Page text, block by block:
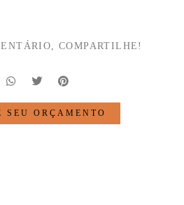
COMPARTILHE!
SEU ORÇAMENTO